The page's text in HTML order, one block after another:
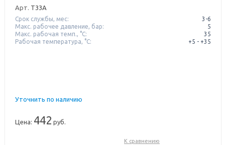
Арт. T33A
Срок службы, мес:
3-6
Макс. рабочее давление, бар:
5
Макс. рабочая темп., °С:
35
Рабочая температура, °C:
+5 - +35
Уточнить по наличию
Цена: 442 руб.
К сравнению